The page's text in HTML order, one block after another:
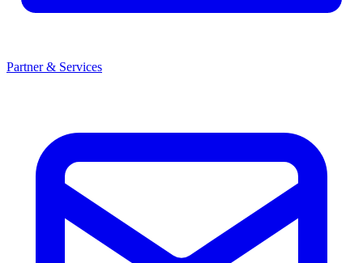
Partner & Services